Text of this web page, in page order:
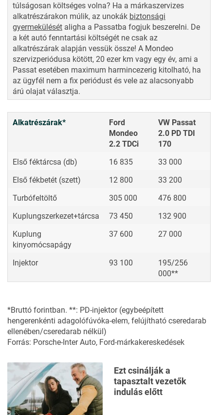
túlságosan költséges volna? Ha a márkaszervizes
alkatrészárakon múlik, az unokák biztonsági
gyermekülését aligha a Passatba fogjuk beszerelni. De
a két autó fenntartási költségét ne csak az
alkatrészárak alapján vessük össze! A Mondeo
szervizperiódusa kötött, 20 ezer km vagy egy év, ami a
Passat esetében maximum harmincezerig kitolható, ha
az ügyfél nem a fix periódust és vele az alacsonyabb
árú olajat választja.
Alkatrészárak*
Ford
Mondeo
2.2 TDCi
VW Passat
2.0 PD TDI
170
Első féktárcsa (db)
16 835
33 000
Első fékbetét (szett)
12 800
33 200
Turbófeltöltő
305 000
476 800
Kuplungszerkezet+tárcsa
73 450
132 900
Kuplung
kinyomócsapágy
37 600 27 000
Injektor 93 100
195/256
000**
*Bruttó forintban. **: PD-injektor (egybeépített
hengerenkénti adagolófúvóka-elem, felújítható cseredarab
ellenében/cseredarab nélkül)
Forrás: Porsche-Inter Auto, Ford-márkakereskedések
Ezt csinálják a
tapasztalt vezetők
indulás előtt